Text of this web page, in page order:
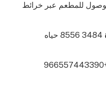
للمطعم عبر خرائط
3484 8556 حياه